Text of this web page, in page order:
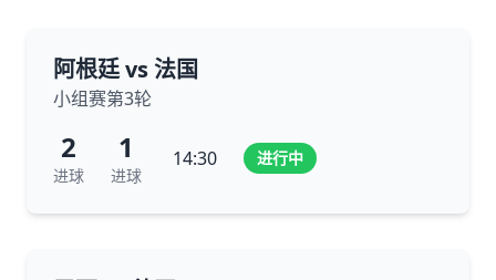
阿根廷 vs 法国
小组赛第3轮
2
进球
1
进球
14:30 进行中